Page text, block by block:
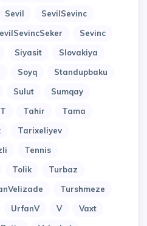
Sevil
SevilSevinc
Sevinc
Siyasit
Slovakiya
Soyq
Standupbaku
Sulut
Sumqay
T Tahir
Tama
Tarixeliyev
Tennis
Tolik
Turbaz
Turshmeze
UrfanV V
Vaxt